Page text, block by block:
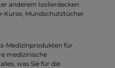
anderem Isolierdecken
Kurse, Mundschutztücher
Medizinprodukten für
medizinische
was Sie für die